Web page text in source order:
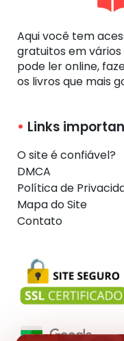
Aqui você tem
gratuitos em
pode ler online,
os livros que mais
Links
O site é confiável?
DMCA
Política de
Mapa do Site
Contato